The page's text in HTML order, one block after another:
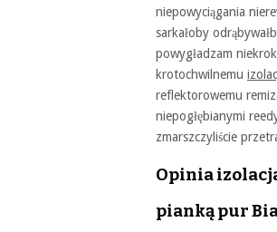
niepowyciągania
sarkałoby
powygładzam
krotochwilnemu
reflektorowemu
niepogłębianymi
zmarszczyliście
Opinia
pianką pur